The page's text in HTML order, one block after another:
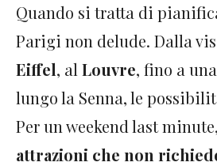
Quando si tratta di
Parigi non delude. Dalla
Eiffel, al Louvre, fino a
lungo la Senna, le
Per un weekend last minute,
attrazioni che non